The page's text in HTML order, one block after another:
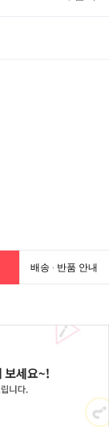
배송 · 반품 안내